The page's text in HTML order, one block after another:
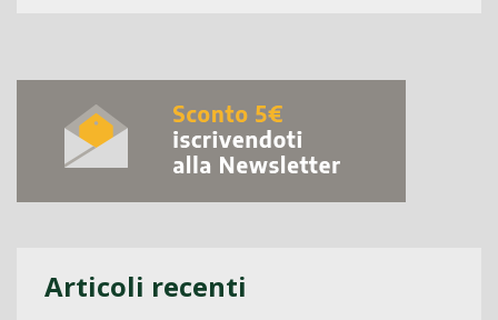
Articoli recenti